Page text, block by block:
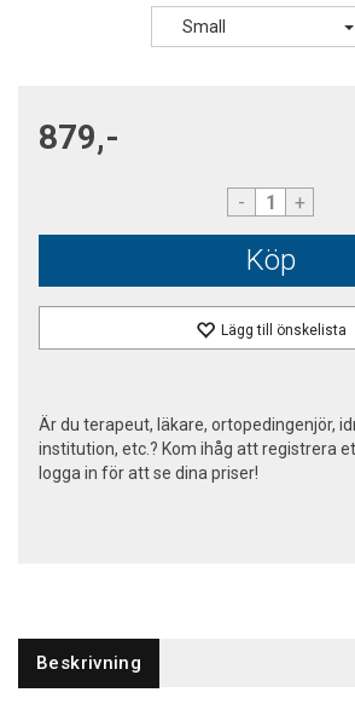
Small
879,-
- +
Köp
Lägg till önskelista
Är du terapeut, läkare, ortopedingenjör,
institution, etc.? Kom ihåg att registrera
logga in för att se dina priser!
Beskrivning